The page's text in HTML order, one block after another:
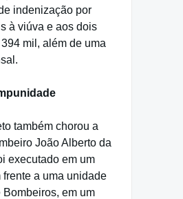
indenização por
à viúva e aos dois
mil, além de uma
também chorou a
João Alberto da
executado em um
frente a uma unidade
Bombeiros, em um